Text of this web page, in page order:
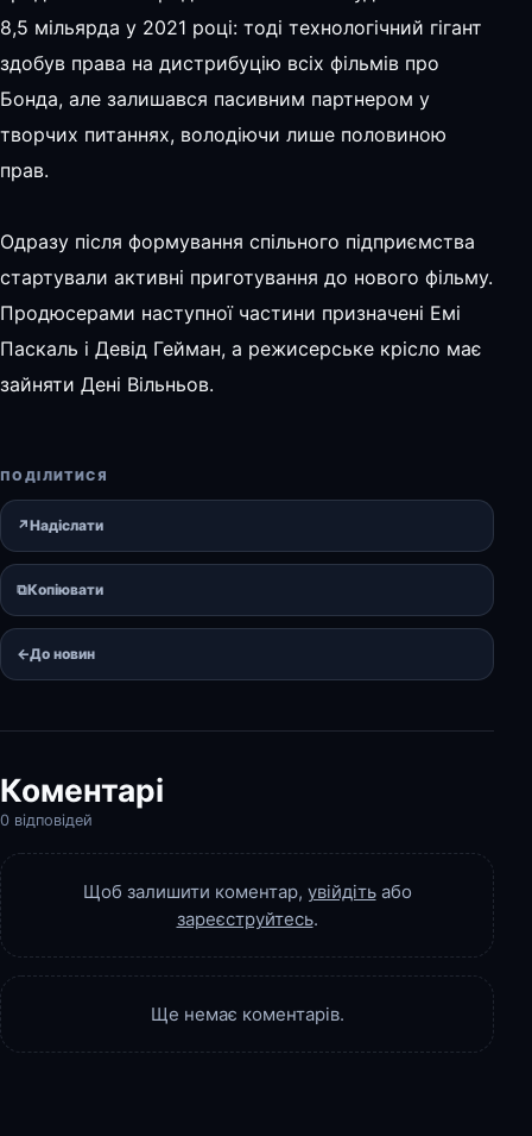
8,5 мільярда у 2021 році: тоді технологічний гігант
здобув права на дистрибуцію всіх фільмів про
Бонда, але залишався пасивним партнером у
творчих питаннях, володіючи лише половиною
прав.
Одразу після формування спільного підприємства
стартували активні приготування до нового фільму.
Продюсерами наступної частини призначені Емі
Паскаль і Девід Гейман, а режисерське крісло має
зайняти Дені Вільньов.
ПОДІЛИТИСЯ
↗Надіслати
⧉Копіювати
←До новин
Коментарі
0 відповідей
Щоб залишити коментар, увійдітьабо
зареєструйтесь.
Ще немає коментарів.